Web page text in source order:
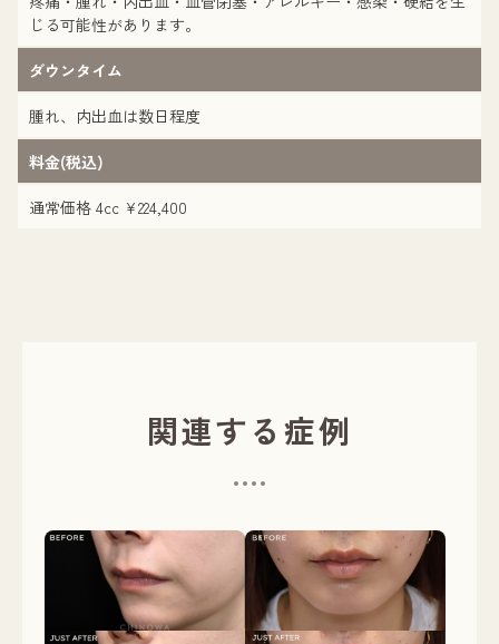
じる可能性があります。
ダウンタイム
腫れ、内出血は数日程度
料金(税込)
通常価格 4cc ¥224,400
関連する症例